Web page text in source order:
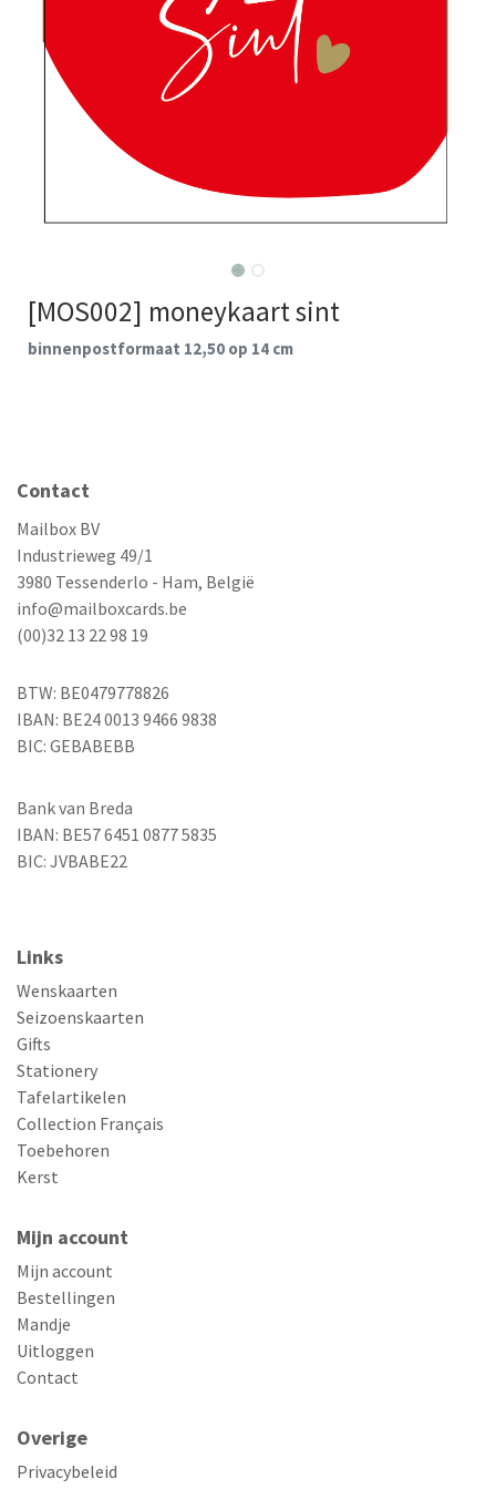
[MOS002] moneykaart sint
binnenpostformaat 12,50 op 14 cm
Contact
Mailbox BV
Industrieweg 49/1
3980 Tessenderlo - Ham, België
info@mailboxcards.be
(00)32 13 22 98 19
BTW: BE0479778826
IBAN: BE24 0013 9466 9838
BIC: GEBABEBB
Bank van Breda
IBAN: BE57 6451 0877 5835
BIC: JVBABE22
Links
Wenskaarten
Seizoenskaarten
Gifts
Stationery
Tafelartikelen
Collection Français
Toebehoren
Kerst
Mijn account
Mijn account
Bestellingen
Mandje
Uitloggen
Contact
Overige
Privacybeleid